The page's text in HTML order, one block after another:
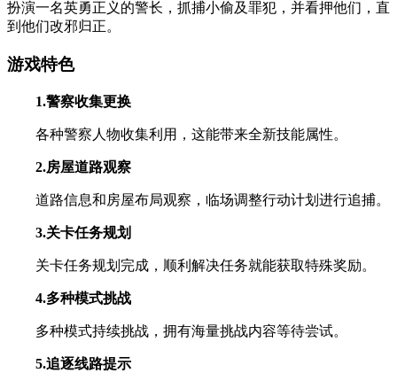
扮演一名英勇正义的警长，抓捕小偷及罪犯，并看押他们，直
到他们改邪归正。
游戏特色
1.警察收集更换
各种警察人物收集利用，这能带来全新技能属性。
2.房屋道路观察
道路信息和房屋布局观察，临场调整行动计划进行追捕。
3.关卡任务规划
关卡任务规划完成，顺利解决任务就能获取特殊奖励。
4.多种模式挑战
多种模式持续挑战，拥有海量挑战内容等待尝试。
5.追逐线路提示